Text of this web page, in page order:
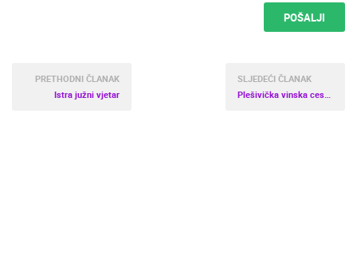
POŠALJI
PRETHODNI ČLANAK
Istra južni vjetar
SLJEDEĆI ČLANAK
Plešivička vinska cesta – Toskana u malom